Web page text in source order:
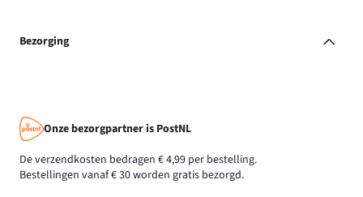
Bezorging
Onze bezorgpartner is PostNL
De verzendkosten bedragen € 4,99 per bestelling.
Bestellingen vanaf € 30 worden gratis bezorgd.